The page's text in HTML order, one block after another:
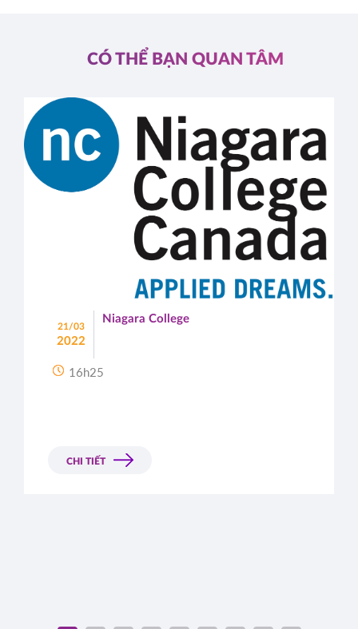
CÓ THỂ BẠN QUAN TÂM
21/03
2022
Niagara College
16h25
CHI TIẾT